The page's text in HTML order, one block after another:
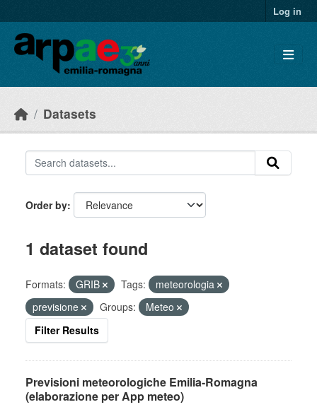
Log in
Datasets
Order by
1 dataset found
Formats: GRIB Tags:
meteorologia
previsione
Groups:
Meteo
Filter Results
Previsioni meteorologiche Emilia-Romagna
(elaborazione per App meteo)